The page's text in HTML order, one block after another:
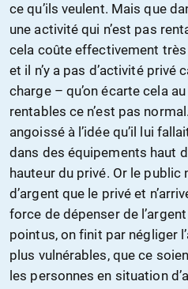
ce qu’ils veulent. Mais que
une activité qui n’est pas
cela coûte effectivement
et il n’y a pas d’activité privé
charge – qu’on écarte cela
rentables ce n’est pas
angoissé à l’idée qu’il lui
dans des équipements haut
hauteur du privé. Or le public
d’argent que le privé et
force de dépenser de
pointus, on finit par négliger
plus vulnérables, que ce
les personnes en situation